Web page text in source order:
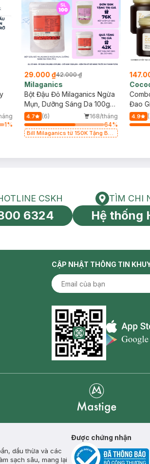
1%
29.000 ₫42.000 ₫
Milaganics
Bột Đậu Đỏ Milaganics Ngừa
Mụn, Dưỡng Sáng Da 100g
(Túi)
4.7 (6)
168/tháng
64%
Bill Milaganics từ 150K Tặng Bột
Đao
4.9
tín toàn cầu
HOTLINE CSKH
CSKH
6324
TÌM CHI
Hệ thống
CẬP NHẬT THÔNG TIN
Appstore
dầu thừa và các
sạch sâu, mang lại
Được chứng nhận